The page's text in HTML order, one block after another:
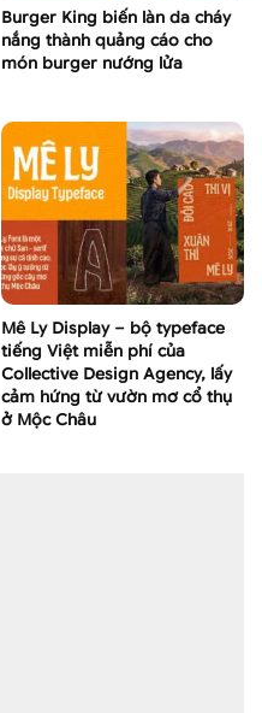
Burger King biến làn da cháy
nắng thành quảng cáo cho
món burger nướng lửa
Mê Ly Display – bộ typeface
tiếng Việt miễn phí của
Collective Design Agency, lấy
cảm hứng từ vườn mơ cổ thụ
ở Mộc Châu